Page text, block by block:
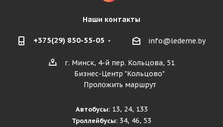
Наши контакты
+375(29) 850-55-05 info@ledeme.by
г. Минск, 4-й пер. Кольцова, 51
Бизнес-Центр "Кольцово"
Проложить маршрут
Автобусы:13, 24, 133
Троллейбусы: 34, 46, 53